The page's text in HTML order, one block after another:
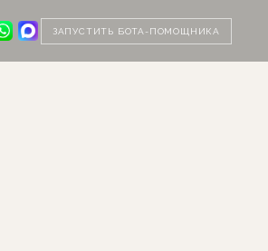
ЗАПУСТИТЬ БОТА-ПОМОЩНИКА